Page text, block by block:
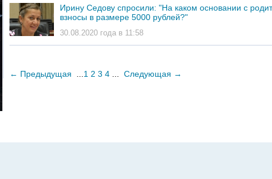
Ирину Седову спросили: "На каком основании с
взносы в размере 5000 рублей?"
30.08.2020 года в 11:58
← Предыдущая 1 2 3 4 Следующая →